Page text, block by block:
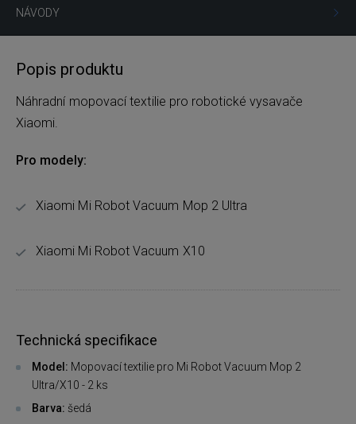
NÁVODY
Popis produktu
Náhradní mopovací textilie pro robotické vysavače
Xiaomi.
Pro modely:
Xiaomi Mi Robot Vacuum Mop 2 Ultra
Xiaomi Mi Robot Vacuum X10
Technická specifikace
Model: Mopovací textilie pro Mi Robot Vacuum Mop 2
Ultra/X10 - 2 ks
Barva: šedá